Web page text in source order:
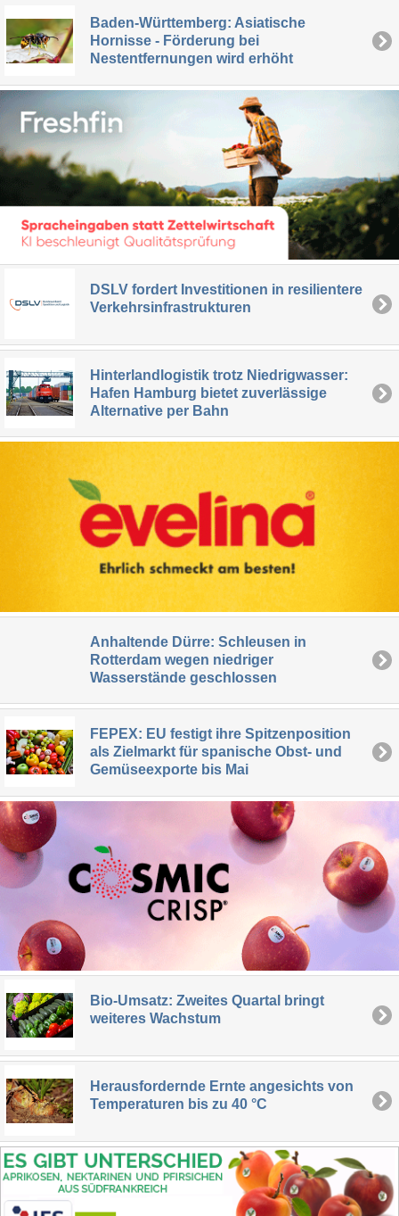
Baden-Württemberg: Asiatische
Hornisse - Förderung bei
Nestentfernungen wird erhöht
DSLV fordert Investitionen in resilientere
Verkehrsinfrastrukturen
Hinterlandlogistik trotz Niedrigwasser:
Hafen Hamburg bietet zuverlässige
Alternative per Bahn
Anhaltende Dürre: Schleusen in
Rotterdam wegen niedriger
Wasserstände geschlossen
FEPEX: EU festigt ihre Spitzenposition
als Zielmarkt für spanische Obst- und
Gemüseexporte bis Mai
Bio-Umsatz: Zweites Quartal bringt
weiteres Wachstum
Herausfordernde Ernte angesichts von
Temperaturen bis zu 40 °C